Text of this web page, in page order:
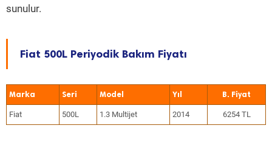
sunulur.
Fiat 500L Periyodik Bakım Fiyatı
Marka Seri Model Yıl
Fiat 500L 1.3 Multijet 2014 6254 TL